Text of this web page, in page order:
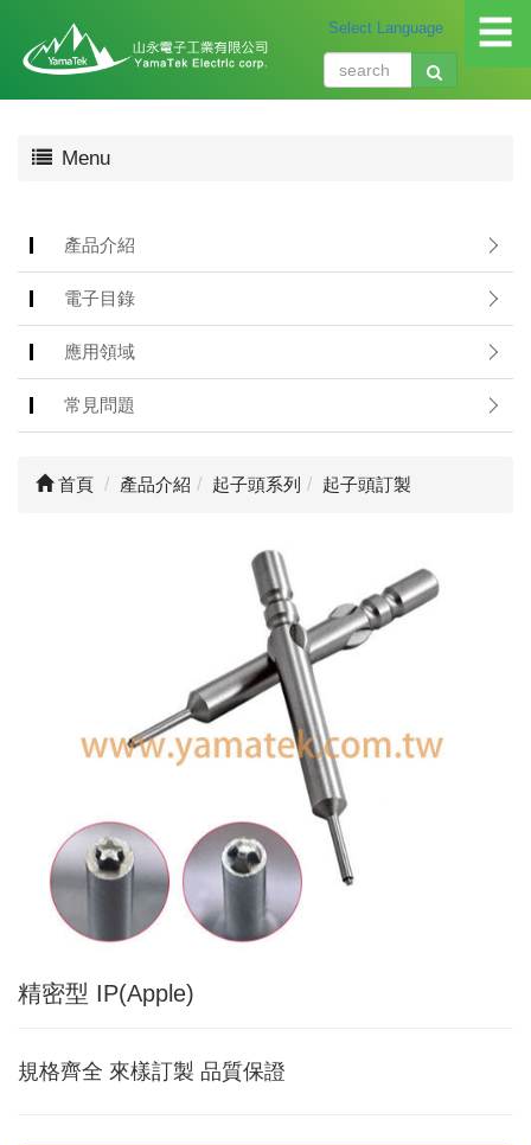
☰
About
品
介
Menu
產品介紹
電子目錄
應用領域
常見問題
首頁 產品介紹 起子頭系列 起子頭訂製
精密型 IP(Apple)
規格齊全 來樣訂製 品質保證